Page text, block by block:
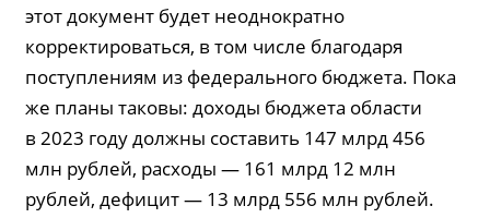
этот документ будет неоднократно
корректироваться, в том числе благодаря
поступлениям из федерального бюджета. Пока
же планы таковы: доходы бюджета области
в 2023 году должны составить 147 млрд 456
млн рублей, расходы — 161 млрд 12 млн
рублей, дефицит — 13 млрд 556 млн рублей.